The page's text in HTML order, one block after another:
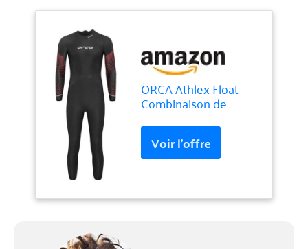
ORCA Athlex Float
Combinaison de
(Noir, 6T